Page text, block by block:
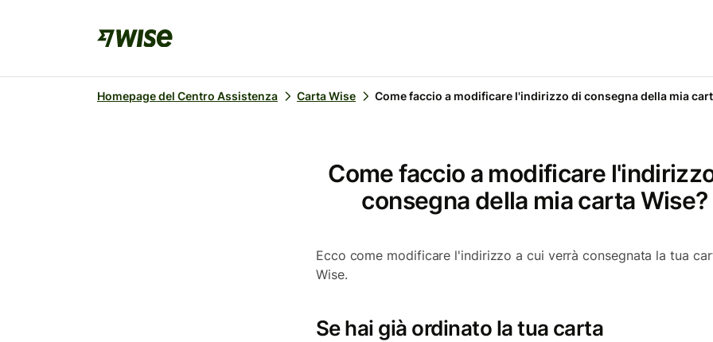
Homepage del Centro Assistenza Carta Wise Come faccio a modificare l'indirizzo di consegna della mia
Come faccio a modificare
consegna della mia carta Wise?
Ecco come modificare l'indirizzo a cui verrà consegnata la tua
Wise.
Se hai già ordinato la tua carta